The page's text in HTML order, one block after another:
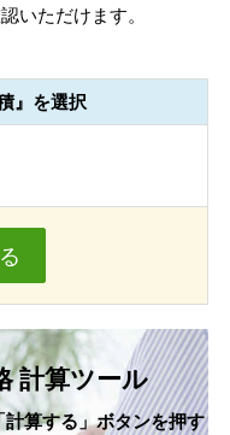
いただけます。
』を選択
計算ツール
計算する」ボタンを押す